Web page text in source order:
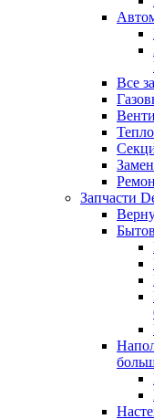
Все
Запчасти